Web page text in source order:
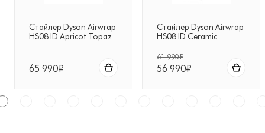
Стайлер Dyson Airwrap
HS08 ID Apricot Topaz
65 990₽
Стайлер Dyson Airwrap
HS08 ID Ceramic
тапаз) с чехлом
61 990₽
56 990₽